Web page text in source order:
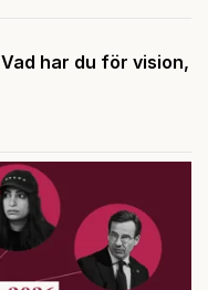
Vad har du för vision,